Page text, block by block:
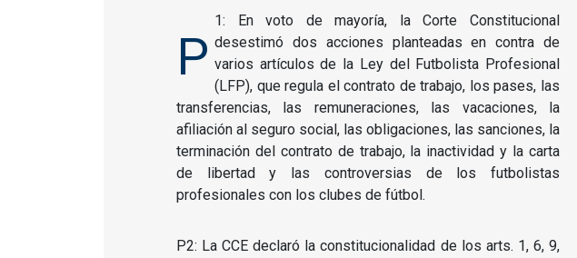
P
1: En voto de mayoría, la Corte Constitucional
desestimó dos acciones planteadas en contra de
varios artículos de la Ley del Futbolista Profesional
(LFP), que regula el contrato de trabajo, los pases, las
transferencias, las remuneraciones, las vacaciones, la
afiliación al seguro social, las obligaciones, las sanciones, la
terminación del contrato de trabajo, la inactividad y la carta
de libertad y las controversias de los futbolistas
profesionales con los clubes de fútbol.
P2: La CCE declaró la constitucionalidad de los arts. 1, 6, 9,